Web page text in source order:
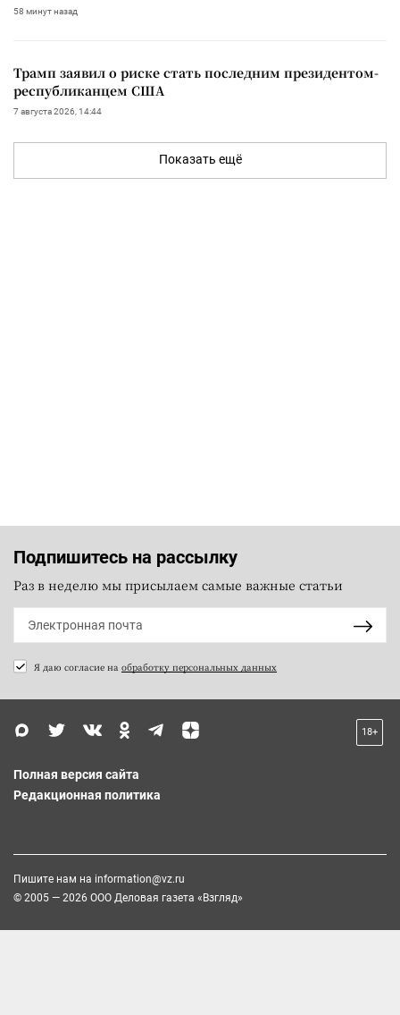
58 минут назад
Трамп заявил о риске стать последним президентом-
республиканцем США
7 августа 2026, 14:44
Показать ещё
Подпишитесь на рассылку
Раз в неделю мы присылаем самые важные статьи
Я даю согласие на обработку персональных данных
18+
Полная версия сайта
Редакционная политика
Пишите нам на information@vz.ru
© 2005 — 2026 ООО Деловая газета «Взгляд»